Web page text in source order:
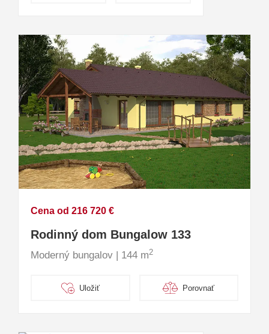
Cena od 216 720 €
Rodinný dom Bungalow 133
Moderný bungalov | 144 m2
Uložiť Porovnať